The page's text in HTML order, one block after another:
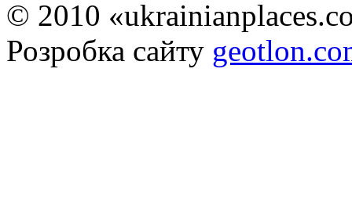
© 2010
Розробка сайту